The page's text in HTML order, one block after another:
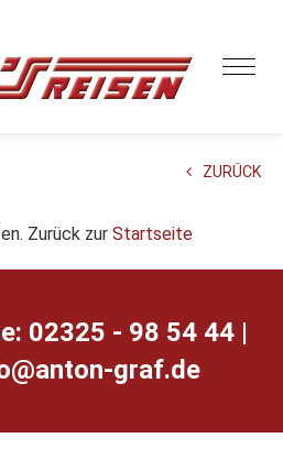
ZURÜCK
Zurück zur Startseite
02325 - 98 54 44 |
notna@ofni